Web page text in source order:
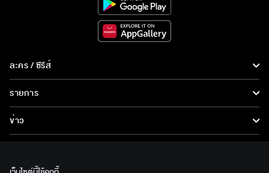
ละคร / ซีรีส์
ละคร/ซีรีส์
ซีรีส์นานาชาติ
การ์ตูน & เกม
รายการ
รายการทั้งหมด
ข่าว
ข่าวทั้งหมด
ทีวีออนไลน์